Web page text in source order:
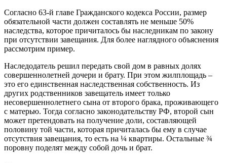
Согласно 63-й главе Гражданского кодекса России, размер
обязательной части должен составлять не меньше 50%
наследства, которое причиталось бы наследникам по закону
при отсутствии завещания. Для более наглядного объяснения
рассмотрим пример.
Наследодатель решил передать свой дом в равных долях
совершеннолетней дочери и брату. При этом жилплощадь –
это его единственная наследственная собственность. Из
других родственников завещатель имеет только
несовершеннолетнего сына от второго брака, проживающего
с матерью. Тогда согласно законодательству РФ, второй сын
может претендовать на получение доли, составляющей
половину той части, которая причиталась бы ему в случае
отсутствия завещания, то есть на ¼ квартиры. Остальные ¾
поровну поделят между собой дочь и брат.